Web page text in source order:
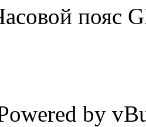
пояс
by